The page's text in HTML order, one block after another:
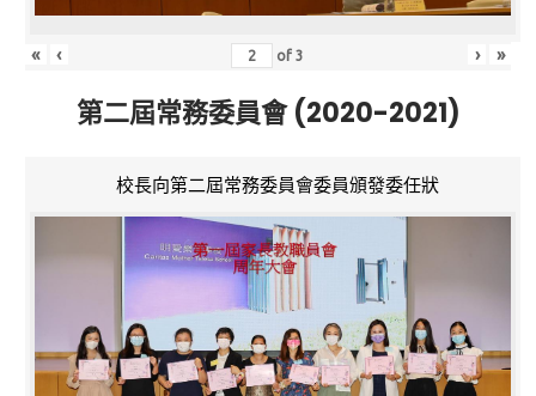
« ‹ of3 › »
第二屆常務委員會 (2020-2021)
校長向第二屆常務委員會委員頒發委任狀